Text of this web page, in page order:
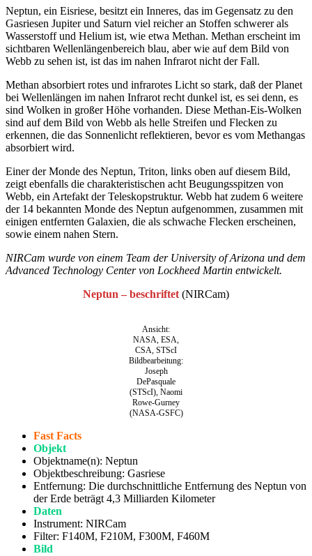
Neptun, ein Eisriese, besitzt ein Inneres, das im Gegensatz zu den
Gasriesen Jupiter und Saturn viel reicher an Stoffen schwerer als
Wasserstoff und Helium ist, wie etwa Methan. Methan erscheint im
sichtbaren Wellenlängenbereich blau, aber wie auf dem Bild von
Webb zu sehen ist, ist das im nahen Infrarot nicht der Fall.
Methan absorbiert rotes und infrarotes Licht so stark, daß der Planet
bei Wellenlängen im nahen Infrarot recht dunkel ist, es sei denn, es
sind Wolken in großer Höhe vorhanden. Diese Methan-Eis-Wolken
sind auf dem Bild von Webb als helle Streifen und Flecken zu
erkennen, die das Sonnenlicht reflektieren, bevor es vom Methangas
absorbiert wird.
Einer der Monde des Neptun, Triton, links oben auf diesem Bild,
zeigt ebenfalls die charakteristischen acht Beugungsspitzen von
Webb, ein Artefakt der Teleskopstruktur. Webb hat zudem 6 weitere
der 14 bekannten Monde des Neptun aufgenommen, zusammen mit
einigen entfernten Galaxien, die als schwache Flecken erscheinen,
sowie einem nahen Stern.
NIRCam wurde von einem Team der University of Arizona und dem
Advanced Technology Center von Lockheed Martin entwickelt.
Neptun – beschriftet (NIRCam)
Ansicht:
NASA, ESA,
CSA, STScI
Bildbearbeitung:
Joseph
DePasquale
(STScI), Naomi
Rowe-Gurney
(NASA-GSFC)
Fast Facts
Objekt
Objektname(n): Neptun
Objektbeschreibung: Gasriese
Entfernung: Die durchschnittliche Entfernung des Neptun von
der Erde beträgt 4,3 Milliarden Kilometer
Daten
Instrument: NIRCam
Filter: F140M, F210M, F300M, F460M
Bild